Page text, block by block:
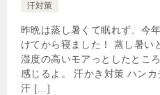
汗対策
昨晩は蒸し暑くて眠れず、今
けてから寝ました！ 蒸し暑い
湿度の高いモアっとしたとこ
感じるよ。 汗かき対策 ハン
汗 […]